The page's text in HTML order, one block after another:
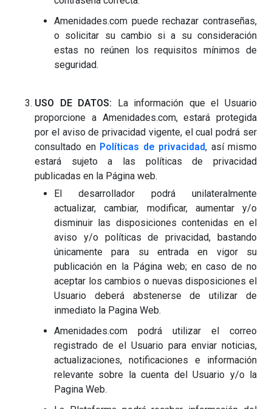
Amenidades.com puede rechazar contraseñas,
o solicitar su cambio si a su consideración
estas no reúnen los requisitos mínimos de
seguridad.
USO DE DATOS: La información que el Usuario
proporcione a Amenidades.com, estará protegida
por el aviso de privacidad vigente, el cual podrá ser
consultado en Políticas de privacidad, así mismo
estará sujeto a las políticas de privacidad
publicadas en la Página web.
El desarrollador podrá unilateralmente
actualizar, cambiar, modificar, aumentar y/o
disminuir las disposiciones contenidas en el
aviso y/o políticas de privacidad, bastando
únicamente para su entrada en vigor su
publicación en la Página web; en caso de no
aceptar los cambios o nuevas disposiciones el
Usuario deberá abstenerse de utilizar de
inmediato la Pagina Web.
Amenidades.com podrá utilizar el correo
registrado de el Usuario para enviar noticias,
actualizaciones, notificaciones e información
relevante sobre la cuenta del Usuario y/o la
Pagina Web.